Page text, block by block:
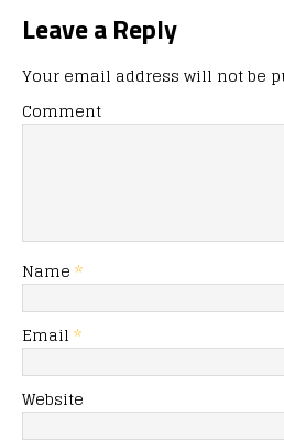
Leave a Reply
Your email address will not be
Comment
Name *
Email *
Website